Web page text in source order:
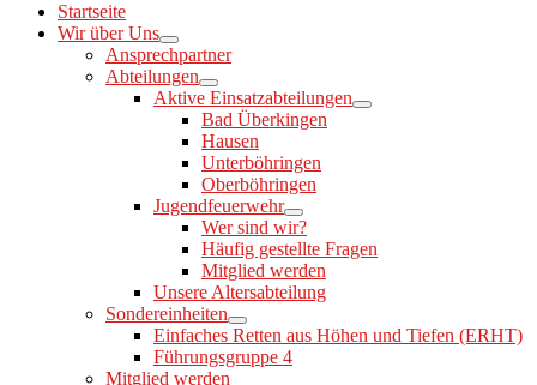
Startseite
Wir über Uns
Ansprechpartner
Abteilungen
Aktive Einsatzabteilungen
Bad Überkingen
Hausen
Unterböhringen
Oberböhringen
Jugendfeuerwehr
Wer sind wir?
Häufig gestellte Fragen
Mitglied werden
Unsere Altersabteilung
Sondereinheiten
Einfaches Retten aus Höhen und Tiefen (ERHT)
Führungsgruppe 4
Mitglied werden